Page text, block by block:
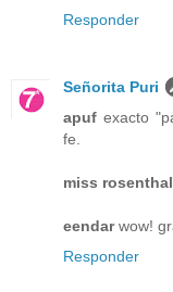
Responder
Señorita Puri
apuf exacto
fe.
miss rosenthal
eendarwow!
Responder